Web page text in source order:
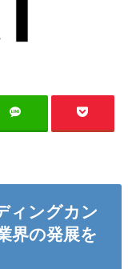
ィングカン
界の発展を